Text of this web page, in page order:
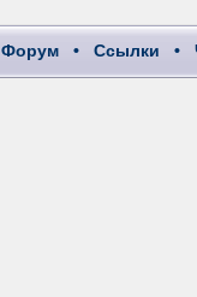
Форум • Ссылки •